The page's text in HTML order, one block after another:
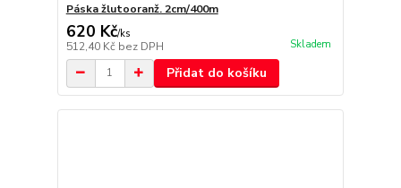
Páska žlutooranž. 2cm/400m
620 Kč/ks
512,40 Kč bez DPH Skladem
Přidat do košíku